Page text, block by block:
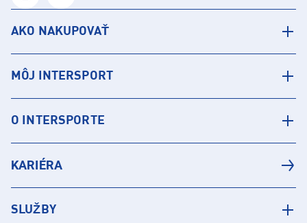
AKO NAKUPOVAŤ
MÔJ INTERSPORT
O INTERSPORTE
KARIÉRA
SLUŽBY